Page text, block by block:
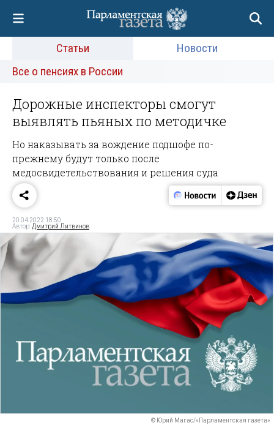
Статьи
Новости
Все о пенсиях в России
Дорожные инспекторы смогут
выявлять пьяных по методичке
Но наказывать за вождение подшофе по-
прежнему будут только после
медосвидетельствования и решения суда
20.04.2022 18:50
Автор: Дмитрий Литвинов
© Юрий Магас/«Парламентская газета»